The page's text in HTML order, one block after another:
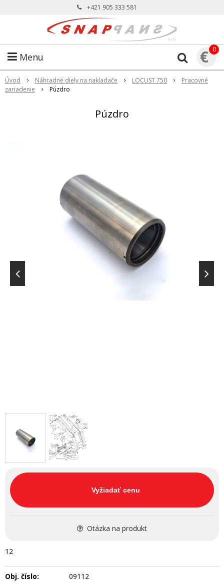
+421 905 333 581
Menu € 0
Úvod Náhradné diely na nakladače LOCUST 750
Pracovné
zariadenie
Púzdro
Púzdro
Vyžiadať cenu
Otázka na produkt
12
Obj. číslo: 09112